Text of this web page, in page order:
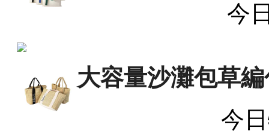
今
大容量沙灘包草
今